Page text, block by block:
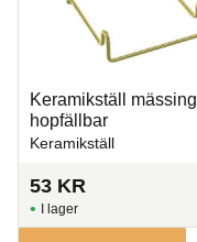
Keramikställ mässing
hopfällbar
Keramikställ
53 KR
I lager